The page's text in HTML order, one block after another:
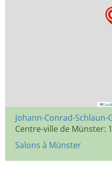
Johann-Conrad-Schlaun-
Centre-ville de Münster:
Salons à Münster